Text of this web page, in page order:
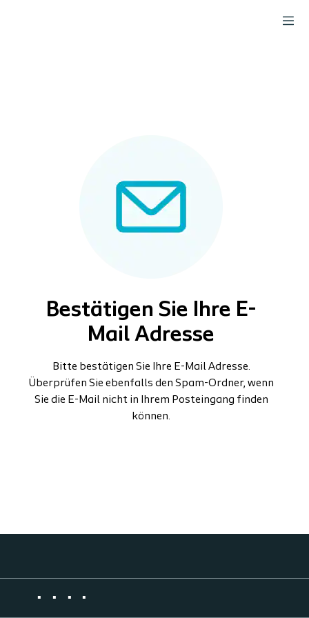
Bestätigen Sie Ihre E-
Mail Adresse
Bitte bestätigen Sie Ihre E-Mail Adresse.
Überprüfen Sie ebenfalls den Spam-Ordner, wenn
Sie die E-Mail nicht in Ihrem Posteingang finden
können.